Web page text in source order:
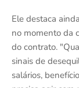
Ele destaca
no momento da
do contrato.
sinais de
salários,